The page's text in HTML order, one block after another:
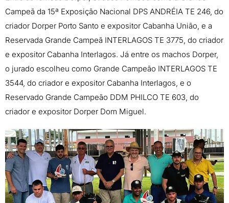
Campeã da 15ª Exposição Nacional DPS ANDRÉIA TE 246, do
criador Dorper Porto Santo e expositor Cabanha União, e a
Reservada Grande Campeã INTERLAGOS TE 3775, do criador
e expositor Cabanha Interlagos. Já entre os machos Dorper,
o jurado escolheu como Grande Campeão INTERLAGOS TE
3544, do criador e expositor Cabanha Interlagos, e o
Reservado Grande Campeão DDM PHILCO TE 603, do
criador e expositor Dorper Dom Miguel.